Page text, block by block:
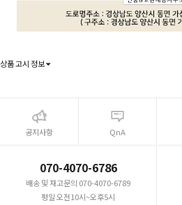
상품 고시 정보
공지사항 QnA
070-4070-6786
배송 및 재고문의 070-4070-6789
평일 오전10시~오후5시